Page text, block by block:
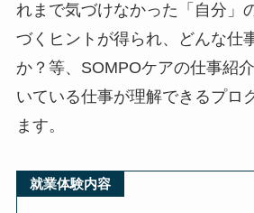
れまで気づけなかった「自分」
づくヒントが得られ、どんな仕
か？等、SOMPOケアの仕事紹
いている仕事が理解できるプロ
ます。
就業体験内容